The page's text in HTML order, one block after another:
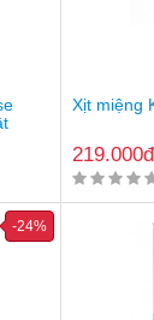
chăm sóc
hãngvà chất
qua các hình
bằng cách ấn
tiếp tại địa
TP. Hồ Chí Minh
Xịt miệng
219.000đ
-24%